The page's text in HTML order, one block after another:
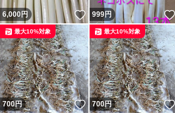
6,000円 いいね！
999円
700円 いいね！
最大10%対象
700円
最大10%対象